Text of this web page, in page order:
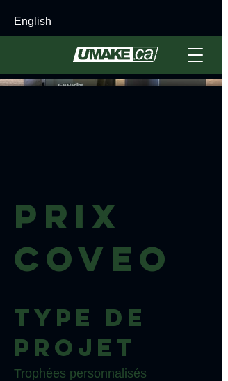
English
Prix
Coveo
Type de
projet
Trophées personnalisés